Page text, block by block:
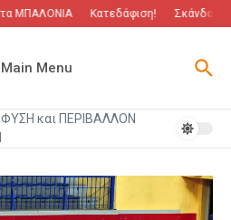
ΜΠΑΛΟΝΙΑ Κατεδάφιση! Σκάνδαλο
Main Menu
ΦΥΣΗ και ΠΕΡΙΒΑΛΛΟΝ